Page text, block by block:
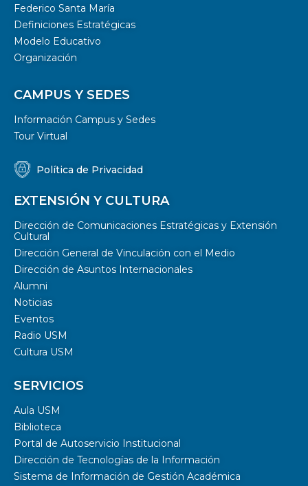
Federico Santa María
Definiciones Estratégicas
Modelo Educativo
Organización
CAMPUS Y SEDES
Información Campus y Sedes
Tour Virtual
Política de Privacidad
EXTENSIÓN Y CULTURA
Dirección de Comunicaciones Estratégicas y Extensión
Cultural
Dirección General de Vinculación con el Medio
Dirección de Asuntos Internacionales
Alumni
Noticias
Eventos
Radio USM
Cultura USM
SERVICIOS
Aula USM
Biblioteca
Portal de Autoservicio Institucional
Dirección de Tecnologías de la Información
Sistema de Información de Gestión Académica